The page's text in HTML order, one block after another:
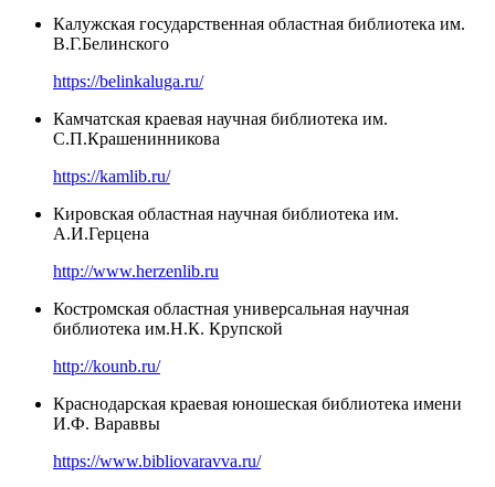
Калужская государственная областная библиотека им.
В.Г.Белинского
https://belinkaluga.ru/
Камчатская краевая научная библиотека им.
С.П.Крашенинникова
https://kamlib.ru/
Кировская областная научная библиотека им.
А.И.Герцена
http://www.herzenlib.ru
Костромская областная универсальная научная
библиотека им.Н.К. Крупской
http://kounb.ru/
Краснодарская краевая юношеская библиотека имени
И.Ф. Вараввы
https://www.bibliovaravva.ru/